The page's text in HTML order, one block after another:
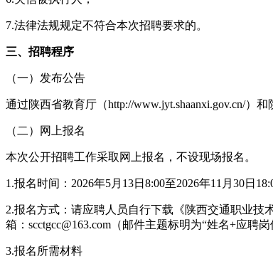
7.法律法规规定不符合本次招聘要求的。
三、招聘程序
（一）发布公告
通过陕西省教育厅（http://www.jyt.shaanxi.gov.cn/）
（二）网上报名
本次公开招聘工作采取网上报名，不设现场报名。
1.报名时间：2026年5月13日8:00至2026年11月30日
2.报名方式：请应聘人员自行下载《陕西交通职业技
箱：scctgcc@163.com（邮件主题标明为“姓名+应聘
3.报名所需材料